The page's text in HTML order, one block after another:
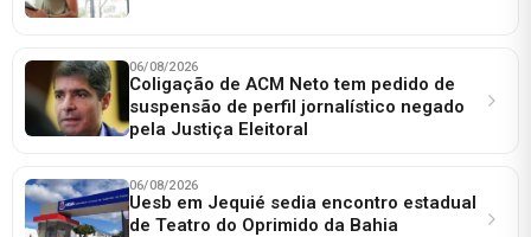
06/08/2026
Coligação de ACM Neto tem pedido de
suspensão de perfil jornalístico negado
pela Justiça Eleitoral
06/08/2026
Uesb em Jequié sedia encontro estadual
de Teatro do Oprimido da Bahia